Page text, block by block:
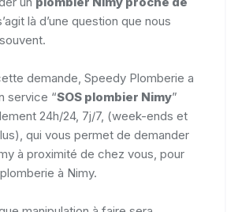
là d’une question que nous
demande, Speedy Plomberie a
service “SOS plombier Nimy”
24h/24, 7j/7, (week-ends et
qui vous permet de demander
à proximité de chez vous, pour
à Nimy.